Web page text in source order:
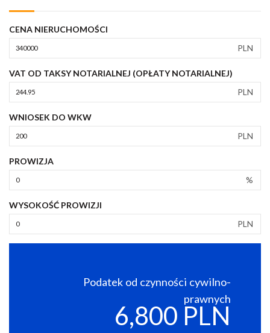
CENA NIERUCHOMOŚCI
PLN
VAT OD TAKSY NOTARIALNEJ (OPŁATY NOTARIALNEJ)
PLN
WNIOSEK DO WKW
PLN
PROWIZJA
%
WYSOKOŚĆ PROWIZJI
PLN
Podatek od czynności cywilno-
prawnych
6,800 PLN